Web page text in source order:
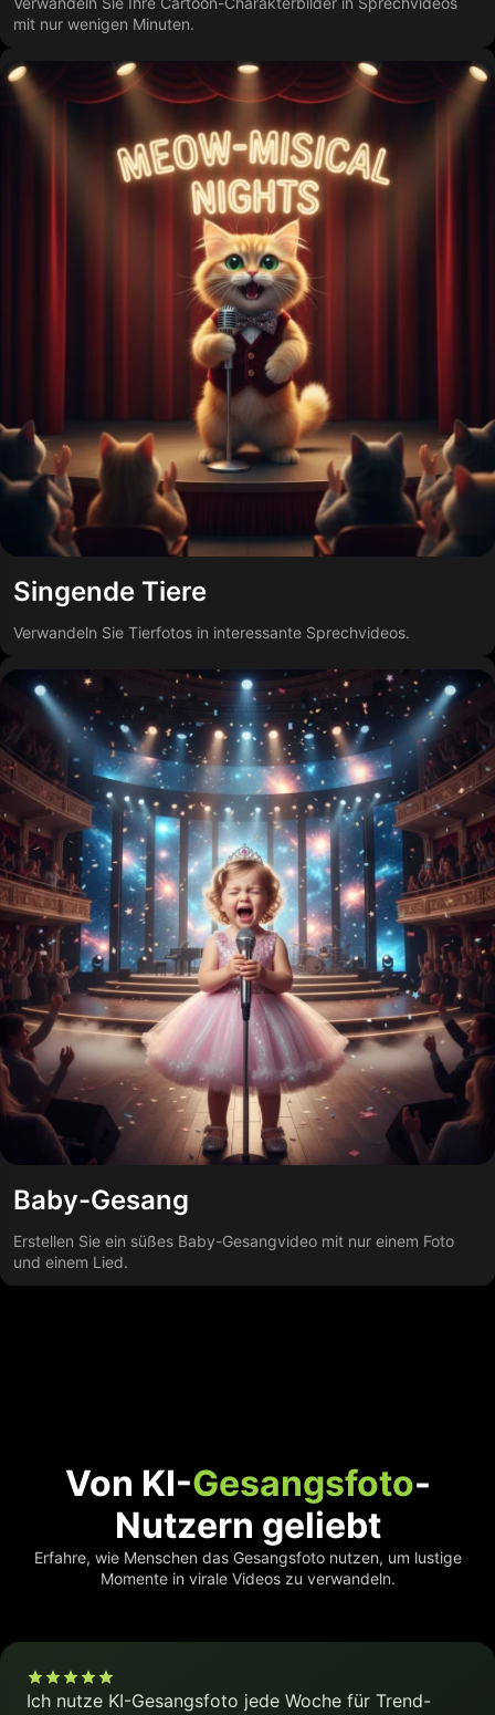
mit nur wenigen Minuten.
Singende Tiere
Verwandeln Sie Tierfotos in interessante Sprechvideos.
Baby-Gesang
Erstellen Sie ein süßes Baby-Gesangvideo mit nur einem Foto
und einem Lied.
Von KI-Gesangsfoto-
Nutzern geliebt
Erfahre, wie Menschen das Gesangsfoto nutzen, um lustige
Momente in virale Videos zu verwandeln.
Ich nutze KI-Gesangsfoto jede Woche für Trend-